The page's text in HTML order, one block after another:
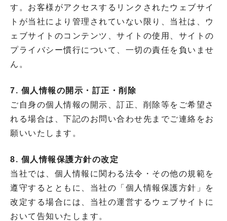
す。お客様がアクセスするリンクされたウェブサイ
トが当社により管理されていない限り、当社は、ウ
ェブサイトのコンテンツ、サイトの使用、サイトの
プライバシー慣行について、一切の責任を負いませ
ん。
7. 個人情報の開示・訂正・削除
ご自身の個人情報の開示、訂正、削除等をご希望さ
れる場合は、下記のお問い合わせ先までご連絡をお
願いいたします。
8. 個人情報保護方針の改定
当社では、個人情報に関わる法令・その他の規範を
遵守するとともに、当社の「個人情報保護方針」を
改定する場合には、当社の運営するウェブサイトに
おいて告知いたします。